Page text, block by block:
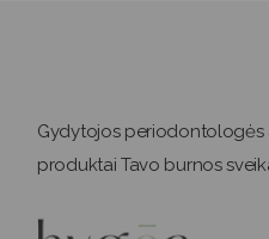
Gydytojos periodontologės
produktai Tavo burnos